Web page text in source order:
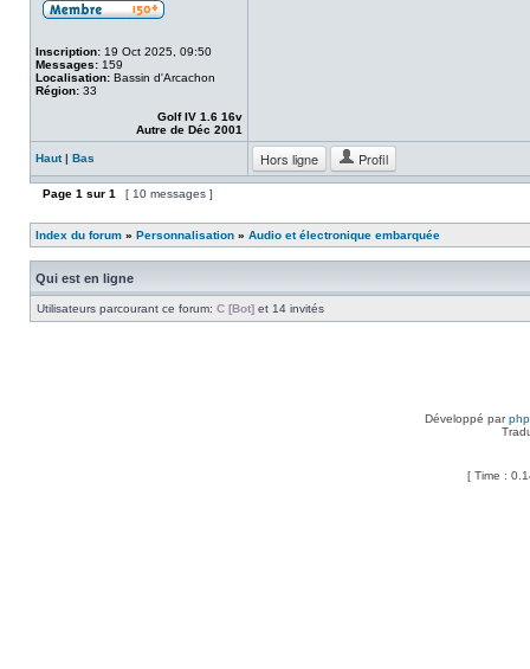
Inscription: 19 Oct 2025, 09:50
Messages: 159
Localisation: Bassin d'Arcachon
Région: 33
Golf IV 1.6 16v
Autre de Déc 2001
Haut| Bas Hors ligne Profil
Page 1 sur 1 [ 10 messages ]
Index du forum » Personnalisation » Audio et électronique embarquée
Qui est en ligne
Utilisateurs parcourant ce forum: C [Bot] et 14 invités
Développé par
[ Time :